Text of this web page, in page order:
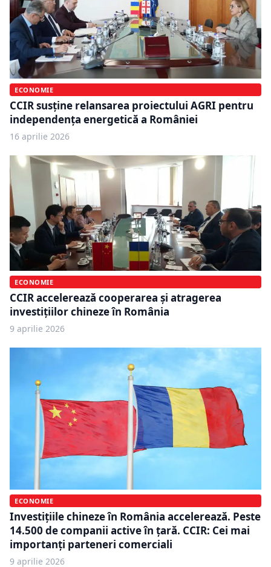
ECONOMIE
CCIR susține relansarea proiectului AGRI pentru
independența energetică a României
16 aprilie 2026
ECONOMIE
CCIR accelerează cooperarea și atragerea
investițiilor chineze în România
9 aprilie 2026
ECONOMIE
Investițiile chineze în România accelerează. Peste
14.500 de companii active în țară. CCIR: Cei mai
importanţi parteneri comerciali
9 aprilie 2026